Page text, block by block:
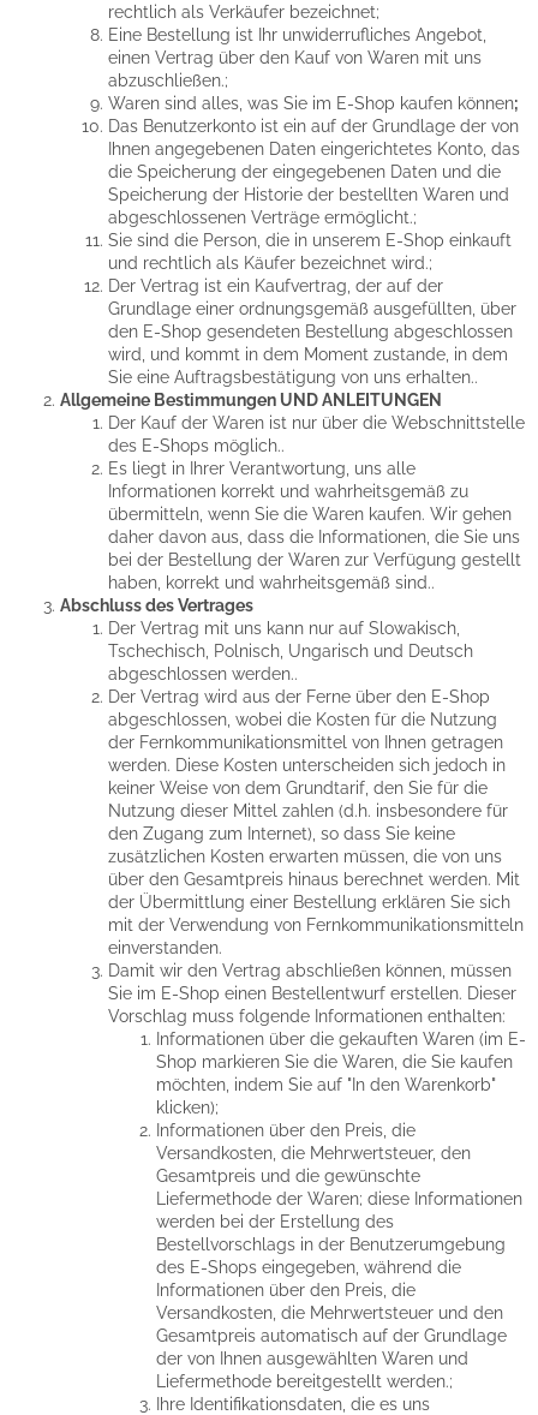
rechtlich als Verkäufer bezeichnet;
Eine Bestellung ist Ihr unwiderrufliches Angebot,
einen Vertrag über den Kauf von Waren mit uns
abzuschließen.;
Waren sind alles, was Sie im E-Shop kaufen können;
Das Benutzerkonto ist ein auf der Grundlage der von
Ihnen angegebenen Daten eingerichtetes Konto, das
die Speicherung der eingegebenen Daten und die
Speicherung der Historie der bestellten Waren und
abgeschlossenen Verträge ermöglicht.;
Sie sind die Person, die in unserem E-Shop einkauft
und rechtlich als Käufer bezeichnet wird.;
Der Vertrag ist ein Kaufvertrag, der auf der
Grundlage einer ordnungsgemäß ausgefüllten, über
den E-Shop gesendeten Bestellung abgeschlossen
wird, und kommt in dem Moment zustande, in dem
Sie eine Auftragsbestätigung von uns erhalten..
Allgemeine Bestimmungen UND ANLEITUNGEN
Der Kauf der Waren ist nur über die Webschnittstelle
des E-Shops möglich..
Es liegt in Ihrer Verantwortung, uns alle
Informationen korrekt und wahrheitsgemäß zu
übermitteln, wenn Sie die Waren kaufen. Wir gehen
daher davon aus, dass die Informationen, die Sie uns
bei der Bestellung der Waren zur Verfügung gestellt
haben, korrekt und wahrheitsgemäß sind..
Abschluss des Vertrages
Der Vertrag mit uns kann nur auf Slowakisch,
Tschechisch, Polnisch, Ungarisch und Deutsch
abgeschlossen werden..
Der Vertrag wird aus der Ferne über den E-Shop
abgeschlossen, wobei die Kosten für die Nutzung
der Fernkommunikationsmittel von Ihnen getragen
werden. Diese Kosten unterscheiden sich jedoch in
keiner Weise von dem Grundtarif, den Sie für die
Nutzung dieser Mittel zahlen (d.h. insbesondere für
den Zugang zum Internet), so dass Sie keine
zusätzlichen Kosten erwarten müssen, die von uns
über den Gesamtpreis hinaus berechnet werden. Mit
der Übermittlung einer Bestellung erklären Sie sich
mit der Verwendung von Fernkommunikationsmitteln
einverstanden.
Damit wir den Vertrag abschließen können, müssen
Sie im E-Shop einen Bestellentwurf erstellen. Dieser
Vorschlag muss folgende Informationen enthalten:
Informationen über die gekauften Waren (im E-
Shop markieren Sie die Waren, die Sie kaufen
möchten, indem Sie auf "In den Warenkorb"
klicken);
Informationen über den Preis, die
Versandkosten, die Mehrwertsteuer, den
Gesamtpreis und die gewünschte
Liefermethode der Waren; diese Informationen
werden bei der Erstellung des
Bestellvorschlags in der Benutzerumgebung
des E-Shops eingegeben, während die
Informationen über den Preis, die
Versandkosten, die Mehrwertsteuer und den
Gesamtpreis automatisch auf der Grundlage
der von Ihnen ausgewählten Waren und
Liefermethode bereitgestellt werden.;
Ihre Identifikationsdaten, die es uns